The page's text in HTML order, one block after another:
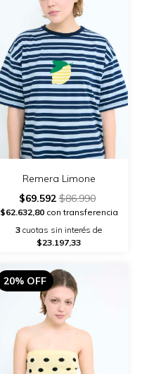
Remera Limone
$69.592$86.990
$62.632,80con transferencia
3 cuotas sin interés de
$23.197,33
20% OFF